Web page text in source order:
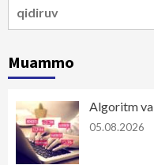
Muammo
Algoritm
05.08.2026